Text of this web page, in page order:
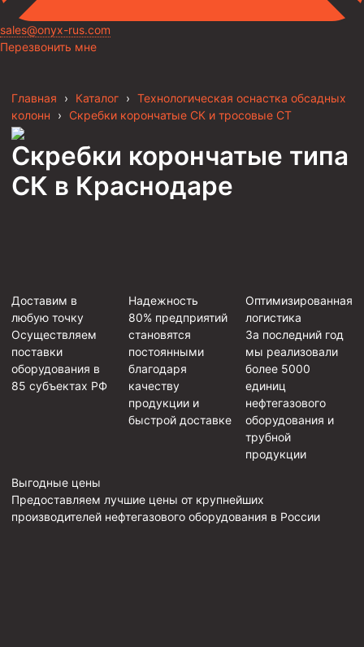
sales@onyx-rus.com
Перезвонить мне
Главная › Каталог › Технологическая оснастка обсадных
колонн
› Скребки корончатые СК и тросовые СТ
Скребки корончатые типа
СК в Краснодаре
Доставим в
любую точку
Осуществляем
поставки
оборудования в
85 субъектах РФ
Надежность
80% предприятий
становятся
постоянными
благодаря
качеству
продукции и
быстрой доставке
Оптимизированная
логистика
За последний год
мы реализовали
более 5000
единиц
нефтегазового
оборудования и
трубной
продукции
Выгодные цены
Предоставляем лучшие цены от крупнейших
производителей нефтегазового оборудования в России